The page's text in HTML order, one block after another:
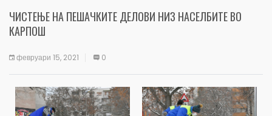
ЧИСТЕЊЕ НА ПЕШАЧКИТЕ ДЕЛОВИ НИЗ НАСЕЛБИТЕ ВО
КАРПОШ
февруари 15, 2021 0